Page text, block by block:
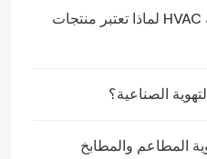
لماذا تعتبر منتجات HVAC وأنظمة التمديدات الميكانيكية
الصناعية؟
المطاعم والمطابخ